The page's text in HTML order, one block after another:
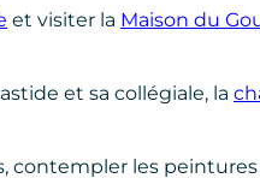
et visiter la Maison du
et sa collégiale, la
contempler les